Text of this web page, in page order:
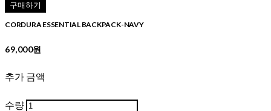
구매하기
CORDURA ESSENTIAL BACKPACK-NAVY
69,000원
추가 금액
수량